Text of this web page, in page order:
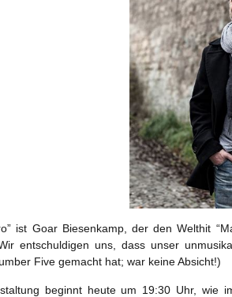
ist Goar Biesenkamp, der den Welthit
entschuldigen uns, dass unser
Five gemacht hat; war keine Absicht!)
beginnt heute um 19:30 Uhr, wie